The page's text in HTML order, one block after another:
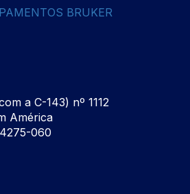
a C-143) nº 1112
América
060